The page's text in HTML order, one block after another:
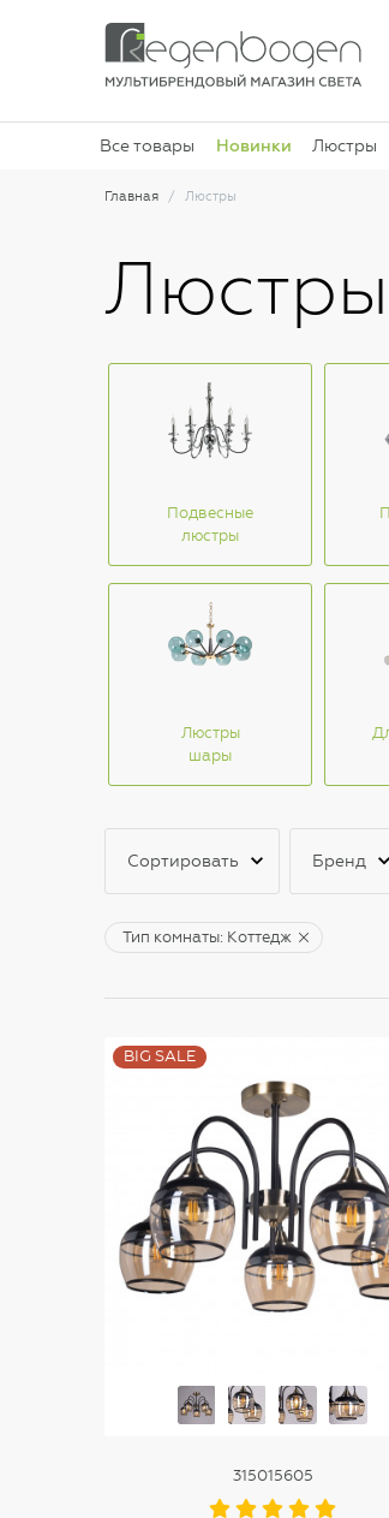
Все товары Новинки Люстры
Главная Люстры
Подвесные
люстры
Люстры
шары
Сортировать Бренд
Тип комнаты: Коттедж
BIG SALE
315015605